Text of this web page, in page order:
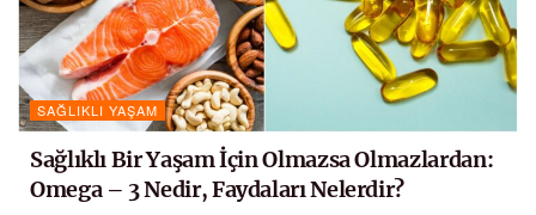
SAĞLIKLI YAŞAM
Sağlıklı Bir Yaşam İçin Olmazsa Olmazlardan:
Omega – 3 Nedir, Faydaları Nelerdir?